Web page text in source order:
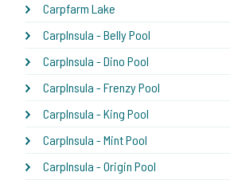
Carpfarm Lake
CarpInsula - Belly Pool
CarpInsula - Dino Pool
CarpInsula - Frenzy Pool
CarpInsula - King Pool
CarpInsula - Mint Pool
CarpInsula - Origin Pool